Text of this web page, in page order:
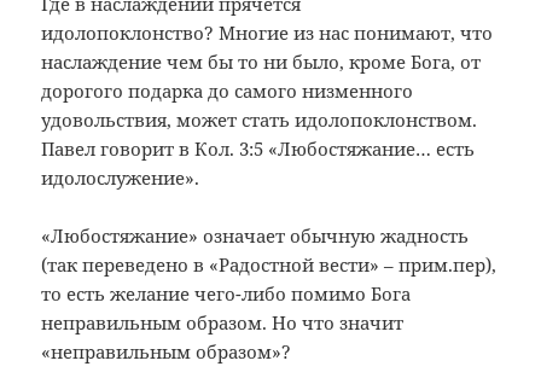
идолопоклонство? Многие из нас понимают, что
наслаждение чем бы то ни было, кроме Бога, от
дорогого подарка до самого низменного
удовольствия, может стать идолопоклонством.
Павел говорит в Кол. 3:5 «Любостяжание… есть
идолослужение».
«Любостяжание» означает обычную жадность
(так переведено в «Радостной вести» – прим.пер),
то есть желание чего-либо помимо Бога
неправильным образом. Но что значит
«неправильным образом»?